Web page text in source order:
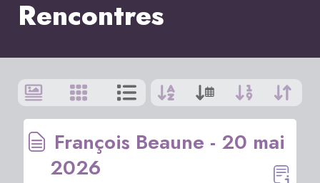
Rencontres
Afficher
9
|
Tout
1
François Beaune - 20 mai
2026